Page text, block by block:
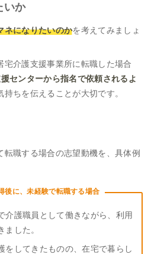
いか
ネになりたいのかを考えてみましょ
介護支援事業所に転職した場合
センターから指名で依頼されるよ
持ちを伝えることが大切です。
転職する場合の志望動機を、具体例
後に、未経験で転職する場合
介護職員として働きながら、利用
した。
をしてきたものの、在宅で暮らし